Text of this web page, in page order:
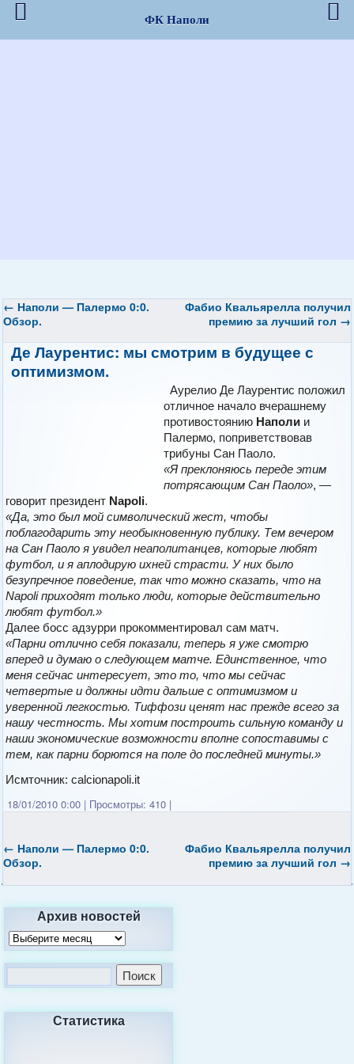
← Наполи — Палермо 0:0.
Обзор.
Фабио Квальярелла получил
премию за лучший гол →
Де Лаурентис: мы смотрим в будущее с
оптимизмом.
Аурелио Де Лаурентис положил
отличное начало вчерашнему
противостоянию Наполи и
Палермо, поприветствовав
трибуны Сан Паоло.
«Я преклоняюсь переде этим
потрясающим Сан Паоло», —
говорит президент Napoli.
«Да, это был мой символический жест, чтобы
поблагодарить эту необыкновенную публику. Тем вечером
на Сан Паоло я увидел неаполитанцев, которые любят
футбол, и я аплодирую ихней страсти. У них было
безупречное поведение, так что можно сказать, что на
Napoli приходят только люди, которые действительно
любят футбол.»
Далее босс адзурри прокомментировал сам матч.
«Парни отлично себя показали, теперь я уже смотрю
вперед и думаю о следующем матче. Единственное, что
меня сейчас интересует, это то, что мы сейчас
четвертые и должны идти дальше с оптимизмом и
уверенной легкостью. Тиффози ценят нас прежде всего за
нашу честность. Мы хотим построить сильную команду и
наши экономические возможности вполне сопоставимы с
тем, как парни борются на поле до последней минуты.»
Исмточник: calcionapoli.it
18/01/2010 0:00 | Просмотры: 410 |
← Наполи — Палермо 0:0.
Обзор.
Фабио Квальярелла получил
премию за лучший гол →
Архив новостей
Статистика
ФК Наполи